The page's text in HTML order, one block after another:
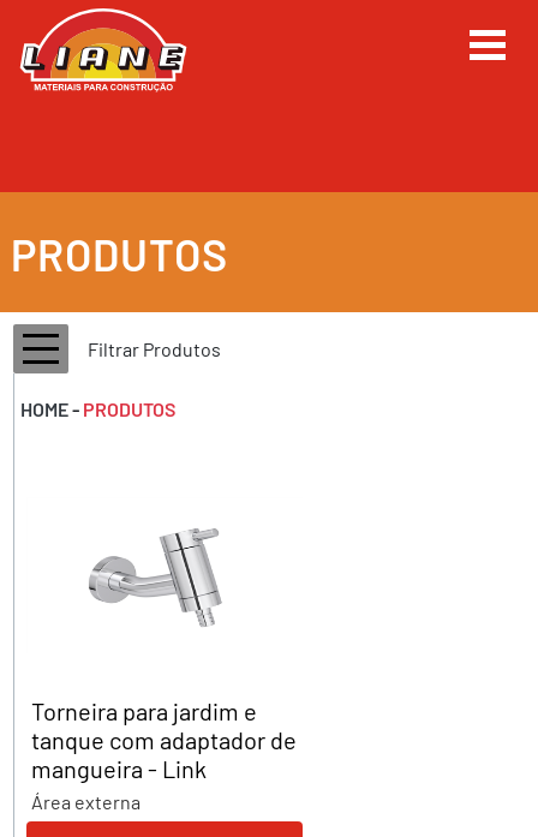
PRODUTOS
Filtrar Produtos
HOME- PRODUTOS
Torneira para jardim e
tanque com adaptador de
mangueira - Link
Área externa